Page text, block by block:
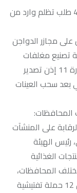
وقامت لجنة التظلمات بالهيئة بفحص عدد 410 طلب تظلم وارد من
10 زيارات تفتيش على مجازر الدواجن
إلى 43 زيارة متابعة تصنيع مغلفات
طبيعية حيوانية بمصانع الأمعاء، وأصدرت الإدارة 11 إذن تصدير
بعد سحب العينات
المحافظات:
على المنشآت
رئيس الهيئة
الغذائية
المحافظات،
قام فرع سلامة الغذاء بمحافظة الغربية بشن 12 حملة تفتيشية